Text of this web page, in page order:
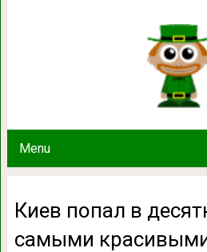
Menu
Киев попал в
Киев попал в
самыми